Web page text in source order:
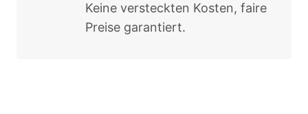
Keine versteckten Kosten, faire
Preise garantiert.